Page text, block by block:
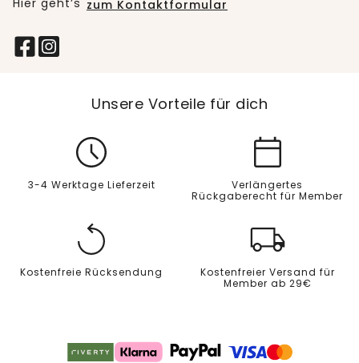
Hier geht’s zum Kontaktformular
Unsere Vorteile für dich
3-4 Werktage Lieferzeit
Verlängertes
Rückgaberecht für Member
Kostenfreie Rücksendung
Kostenfreier Versand für
Member ab 29€